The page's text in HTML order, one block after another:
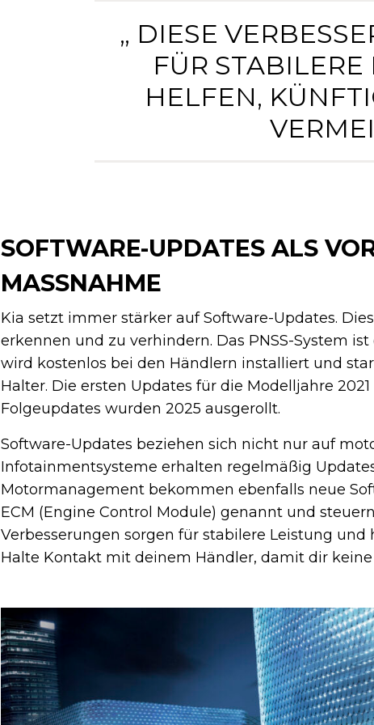
„ DIESE
FÜR
HELFEN,
SOFTWARE-UPDATES ALS
MASSNAHME
Kia setzt immer stärker auf Software-Updates.
erkennen und zu verhindern. Das PNSS-System
wird kostenlos bei den Händlern installiert und
Halter. Die ersten Updates für die Modelljahre
Folgeupdates wurden 2025 ausgerollt.
Software-Updates beziehen sich nicht nur auf
Infotainmentsysteme erhalten regelmäßig
Motormanagement bekommen ebenfalls neue
ECM (Engine Control Module) genannt und
Verbesserungen sorgen für stabilere Leistung
Halte Kontakt mit deinem Händler, damit dir